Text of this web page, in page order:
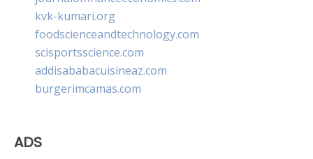
kvk-kumari.org
foodscienceandtechnology.com
scisportsscience.com
addisababacuisineaz.com
burgerimcamas.com
ADS